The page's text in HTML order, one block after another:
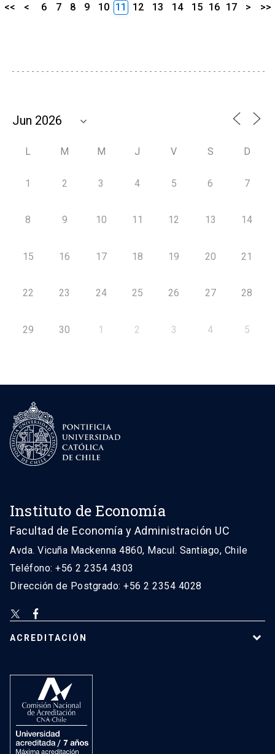
<< < 6 7 8 9 10 11 12 13 14 15 16 17 > >>
L M M J V S D
1 2 3 4 5 6 7
8 9 10 11 12 13 14
15 16 17 18 19 20 21
22 23 24 25 26 27 28
29 30 1 2 3 4 5
Instituto de Economía
Facultad de Economía y Administración UC
Avda. Vicuña Mackenna 4860, Macul. Santiago, Chile
Teléfono: +56 2 2354 4303
Dirección de Postgrado: +56 2 2354 4028
ACREDITACIÓN